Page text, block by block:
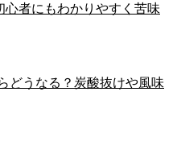
心者にもわかりやすく苦味
どうなる？炭酸抜けや風味